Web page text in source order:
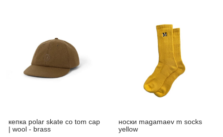
кепка polar skate co tom cap
| wool - brass
носки magamaev m socks
yellow